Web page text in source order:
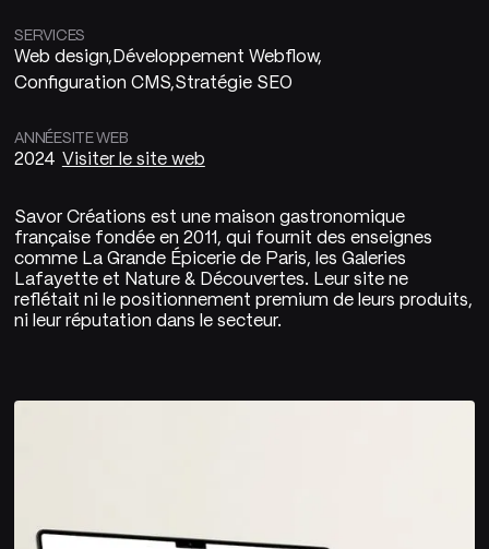
SERVICES
Web designDéveloppement Webflow
Configuration CMSStratégie SEO
ANNÉE
2024
SITE WEB
Visiter le site web
Savor Créations est une maison gastronomique
française fondée en 2011, qui fournit des enseignes
comme La Grande Épicerie de Paris, les Galeries
Lafayette et Nature & Découvertes. Leur site ne
reflétait ni le positionnement premium de leurs produits,
ni leur réputation dans le secteur.